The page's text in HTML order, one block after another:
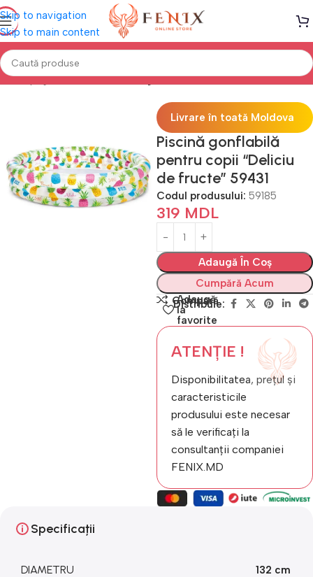
Skip to navigation
Skip to main content
Prima pagină PISCINE Piscine gonflabile
Livrare în toată Moldova
Piscină gonflabilă
pentru copii “Deliciu
de fructe” 59431
Codul produsului: 59185
319 MDL
Adaugă În Coș
Cumpără Acum
Compară
Adaugă
la
favorite
Distribuie:
ATENȚIE !
Disponibilitatea, prețul și
caracteristicile
produsului este necesar
să le verificați la
consultanții companiei
FENIX.MD
Specificații
DIAMETRU 132 cm